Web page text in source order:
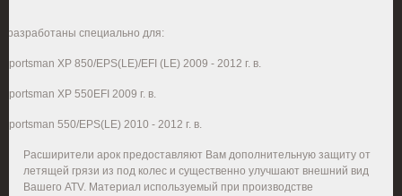
разработаны специально для:
Sportsman XP 850/EPS(LE)/EFI (LE) 2009 - 2012 г. в.
Sportsman XP 550EFI 2009 г. в.
Sportsman 550/EPS(LE) 2010 - 2012 г. в.
Расширители арок предоставляют Вам дополнительную защиту от
летящей грязи из под колес и существенно улучшают внешний вид
Вашего ATV. Материал используемый при производстве